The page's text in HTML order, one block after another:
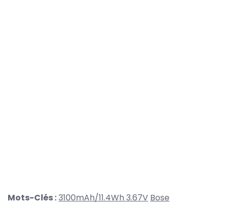
Mots-Clés :3100mAh/11.4Wh 3.67V Bose